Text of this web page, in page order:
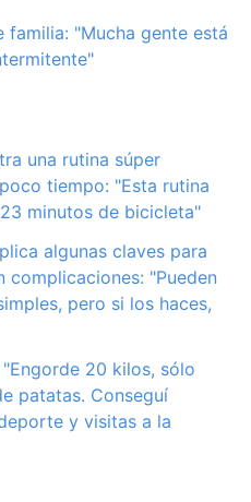
familia: "Mucha gente está
una rutina súper
tiempo: "Esta rutina
minutos de bicicleta"
algunas claves para
complicaciones: "Pueden
pero si los haces,
20 kilos, sólo
patatas. Conseguí
y visitas a la